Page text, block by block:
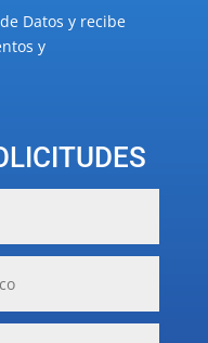
Datos y recibe
y